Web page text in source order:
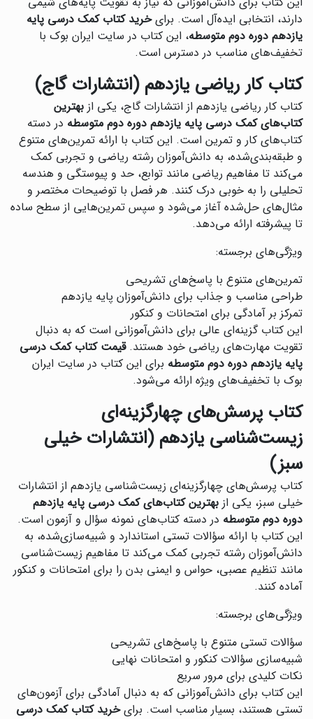
این کتاب برای دانش‌آموزانی که نیاز به تقویت پایه‌های شیمی
دارند، انتخابی ایده‌آل است. برایخرید کتاب کمک درسی پایه
یازدهم دوره دوم متوسطه، این کتاب در سایت ایران بوک با
تخفیف‌های مناسب در دسترس است.
کتاب کار ریاضی یازدهم (انتشارات گاج)
کتاب کار ریاضی یازدهم از انتشارات گاج، یکی از بهترین
کتاب‌های کمک درسی پایه یازدهم دوره دوم متوسطه در دسته
کتاب‌های کار و تمرین است. این کتاب با ارائه تمرین‌های متنوع
و طبقه‌بندی‌شده، به دانش‌آموزان رشته ریاضی و تجربی کمک
می‌کند تا مفاهیم ریاضی مانند توابع، حد و پیوستگی و هندسه
تحلیلی را به خوبی درک کنند. هر فصل با توضیحات مختصر و
مثال‌های حل‌شده آغاز می‌شود و سپس تمرین‌هایی از سطح ساده
تا پیشرفته ارائه می‌دهد.
ویژگی‌های برجسته:
تمرین‌های متنوع با پاسخ‌های تشریحی
طراحی مناسب و جذاب برای دانش‌آموزان پایه یازدهم
تمرکز بر آمادگی برای امتحانات و کنکور
این کتاب گزینه‌ای عالی برای دانش‌آموزانی است که به دنبال
تقویت مهارت‌های ریاضی خود هستند.قیمت کتاب کمک درسی
پایه یازدهم دوره دوم متوسطه برای این کتاب در سایت ایران
بوک با تخفیف‌های ویژه ارائه می‌شود.
کتاب پرسش‌های چهارگزینه‌ای
زیست‌شناسی یازدهم (انتشارات خیلی
سبز)
کتاب پرسش‌های چهارگزینه‌ای زیست‌شناسی یازدهم از انتشارات
خیلی سبز، یکی از بهترین کتاب‌های کمک درسی پایه یازدهم
دوره دوم متوسطه در دسته کتاب‌های نمونه سؤال و آزمون است.
این کتاب با ارائه سؤالات تستی استاندارد و شبیه‌سازی‌شده، به
دانش‌آموزان رشته تجربی کمک می‌کند تا مفاهیم زیست‌شناسی
مانند تنظیم عصبی، حواس و ایمنی بدن را برای امتحانات و کنکور
آماده کنند.
ویژگی‌های برجسته:
سؤالات تستی متنوع با پاسخ‌های تشریحی
شبیه‌سازی سؤالات کنکور و امتحانات نهایی
نکات کلیدی برای مرور سریع
این کتاب برای دانش‌آموزانی که به دنبال آمادگی برای آزمون‌های
تستی هستند، بسیار مناسب است. برایخرید کتاب کمک درسی